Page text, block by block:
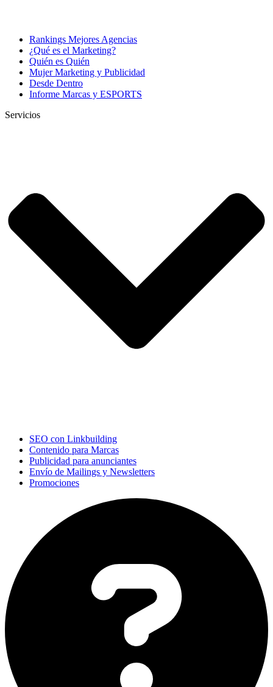
Rankings Mejores Agencias
¿Qué es el Marketing?
Quién es Quién
Mujer Marketing y Publicidad
Desde Dentro
Informe Marcas y ESPORTS
Servicios
SEO con Linkbuilding
Contenido para Marcas
Publicidad para anunciantes
Envío de Mailings y Newsletters
Promociones